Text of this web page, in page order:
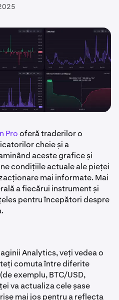
Prooferă traderilor o
cheie și a
aceste grafice și
condițiile actuale ale pieței
mai informate. Mai
a fiecărui instrument și
pentru începători despre
Analytics, veți vedea o
comuta între diferite
exemplu, BTC/USD,
va actualiza cele șase
mai jos pentru a reflecta